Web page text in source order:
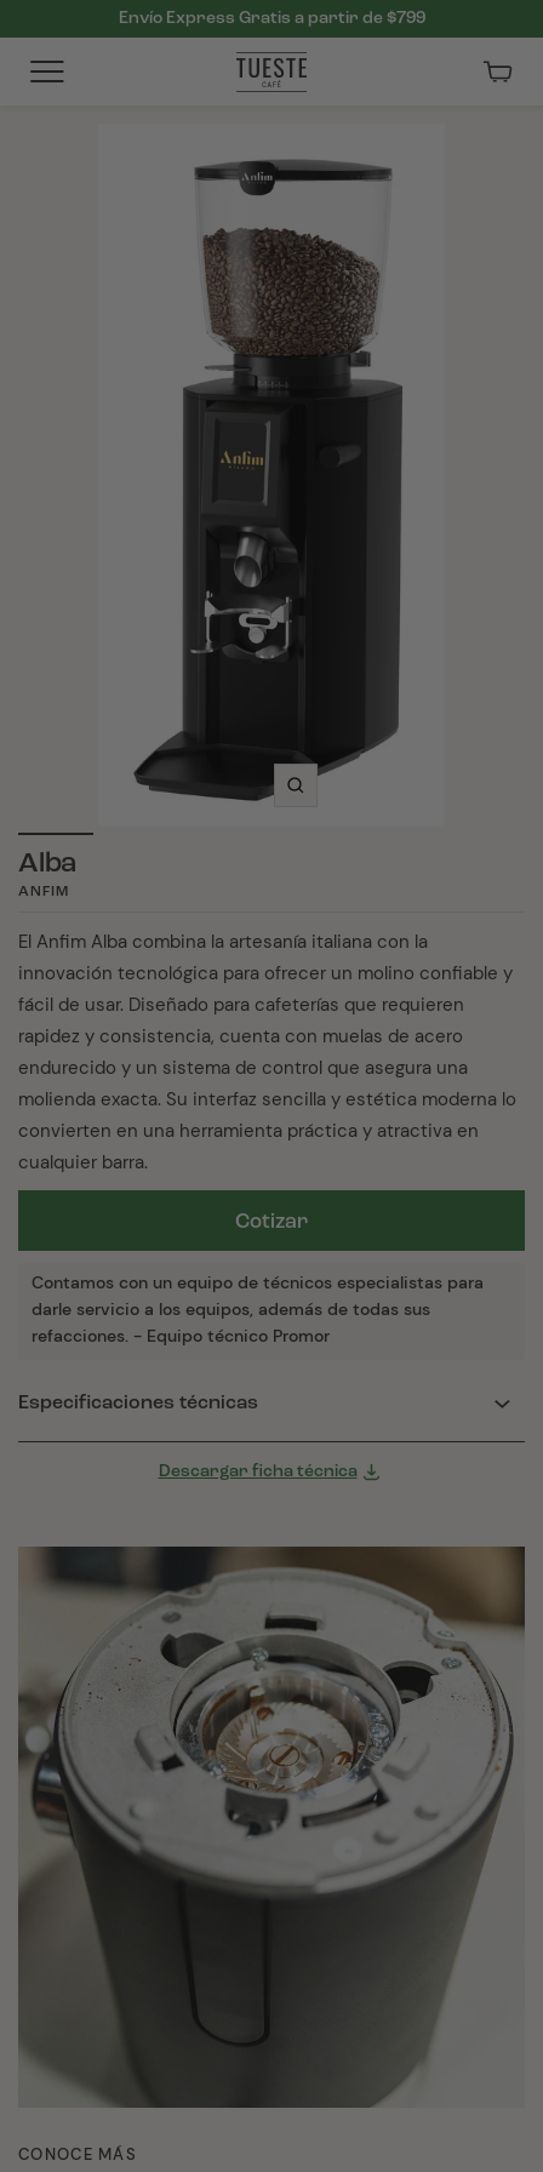
Envío Express Gratis a partir de $799
Alba
ANFIM
El Anfim Alba combina la artesanía italiana con la
innovación tecnológica para ofrecer un molino confiable y
fácil de usar. Diseñado para cafeterías que requieren
rapidez y consistencia, cuenta con muelas de acero
endurecido y un sistema de control que asegura una
molienda exacta. Su interfaz sencilla y estética moderna lo
convierten en una herramienta práctica y atractiva en
cualquier barra.
Cotizar
Contamos con un equipo de técnicos especialistas para
darle servicio a los equipos, además de todas sus
refacciones. - Equipo técnico Promor
Especificaciones técnicas
Descargar ficha técnica
CONOCE MÁS